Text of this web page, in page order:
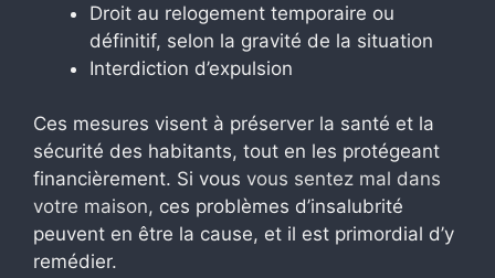
Droit au relogement temporaire ou
définitif, selon la gravité de la situation
Interdiction d’expulsion
Ces mesures visent à préserver la santé et la
sécurité des habitants, tout en les protégeant
financièrement. Si vous vous sentez mal dans
votre maison, ces problèmes d’insalubrité
peuvent en être la cause, et il est primordial d’y
remédier.